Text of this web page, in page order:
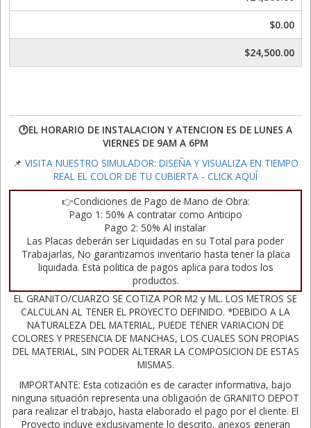
$0.00
$24,500.00
🕐EL HORARIO DE INSTALACION Y ATENCION ES DE LUNES A
VIERNES DE 9AM A 6PM
📌 VISITA NUESTRO SIMULADOR: DISEÑA Y VISUALIZA EN TIEMPO
REAL EL COLOR DE TU CUBIERTA - CLICK AQUÍ
👉Condiciones de Pago de Mano de Obra:
Pago 1: 50% A contratar como Anticipo
Pago 2: 50% Al instalar
Las Placas deberán ser Liquidadas en su Total para poder
Trabajarlas, No garantizamos inventario hasta tener la placa
liquidada. Esta politica de pagos aplica para todos los
productos.
EL GRANITO/CUARZO SE COTIZA POR M2 y ML. LOS METROS SE
CALCULAN AL TENER EL PROYECTO DEFINIDO. *DEBIDO A LA
NATURALEZA DEL MATERIAL, PUEDE TENER VARIACION DE
COLORES Y PRESENCIA DE MANCHAS, LOS CUALES SON PROPIAS
DEL MATERIAL, SIN PODER ALTERAR LA COMPOSICION DE ESTAS
MISMAS.
IMPORTANTE: Esta cotización es de caracter informativa, bajo
ninguna situación representa una obligación de GRANITO DEPOT
para realizar el trabajo, hasta elaborado el pago por el cliente. El
Proyecto incluye exclusivamente lo descrito, anexos generan